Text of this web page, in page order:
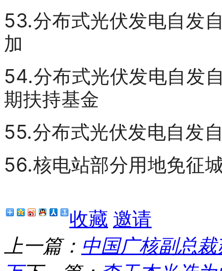
53.分布式光伏发电自发
加
54.分布式光伏发电自发
期扶持基金
55.分布式光伏发电自发
56.核电站部分用地免征
收藏 邀请
上一篇： 中国广核副总